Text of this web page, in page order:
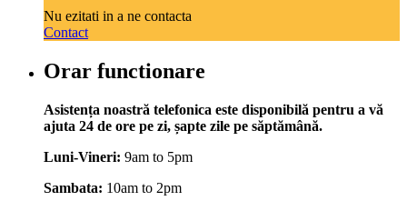
Nu ezitati in a ne contacta
Contact
Orar functionare
Asistența noastră telefonica este disponibilă pentru a vă
ajuta 24 de ore pe zi, șapte zile pe săptămână.
Luni-Vineri: 9am to 5pm
Sambata: 10am to 2pm